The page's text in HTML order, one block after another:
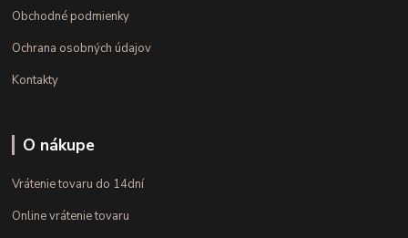
Obchodné podmienky
Ochrana osobných údajov
Kontakty
O nákupe
Vrátenie tovaru do 14dní
Online vrátenie tovaru